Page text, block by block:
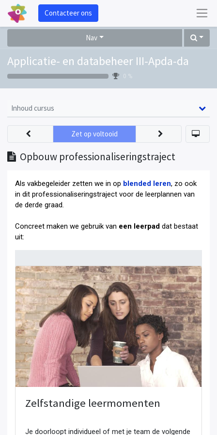
Contacteer ons
Nav
Applicatie- en databeheer III-Apda-da
0 %
Inhoud cursus
Opbouw professionaliseringstraject
Zet op voltooid
Als vakbegeleider zetten we in op blended leren, zo ook
in dit professionaliseringstraject voor de leerplannen van
de derde graad
Concreet maken we gebruik van een leerpad dat bestaat
uit:
Zelfstandige leermomenten
Je doorloopt individueel of met je team de volgende